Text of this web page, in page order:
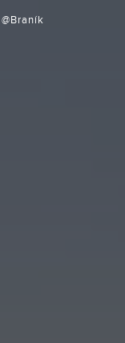
@Braník